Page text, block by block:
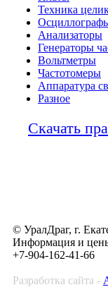
Техника
Анализаторы
Генераторы
Вольтметры
Частотомеры
Аппаратура
Разное
Скачать
© УралДраг, г.
Информация и
+7-904-162-41-66
Разработка сайта -